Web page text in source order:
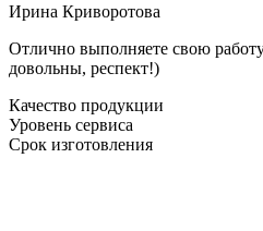
Ирина Криворотова
Отлично выполняете свою
довольны, респект!)
Качество продукции
Уровень сервиса
Срок изготовления